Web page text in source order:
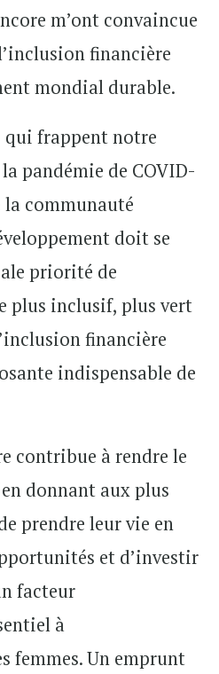
m’ont convaincue
financière
mondial durable.
qui frappent notre
pandémie de COVID-
la communauté
doit se
priorité de
plus inclusif, plus vert
financière
indispensable de
contribue à rendre le
donnant aux plus
prendre leur vie en
et d’investir
facteur
à
femmes. Un emprunt